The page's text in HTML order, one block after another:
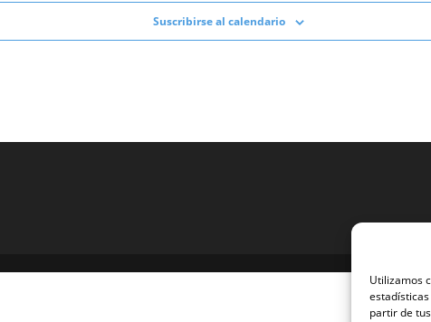
Utilizamos
partir de
Suscribirse al calendario